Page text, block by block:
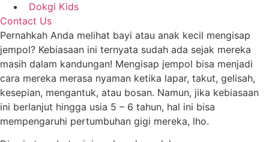
Dokgi Kids
Contact Us
Pernahkah Anda melihat bayi atau anak kecil mengisap
jempol? Kebiasaan ini ternyata sudah ada sejak mereka
masih dalam kandungan! Mengisap jempol bisa menjadi
cara mereka merasa nyaman ketika lapar, takut, gelisah,
kesepian, mengantuk, atau bosan. Namun, jika kebiasaan
ini berlanjut hingga usia 5 – 6 tahun, hal ini bisa
mempengaruhi pertumbuhan gigi mereka, lho.